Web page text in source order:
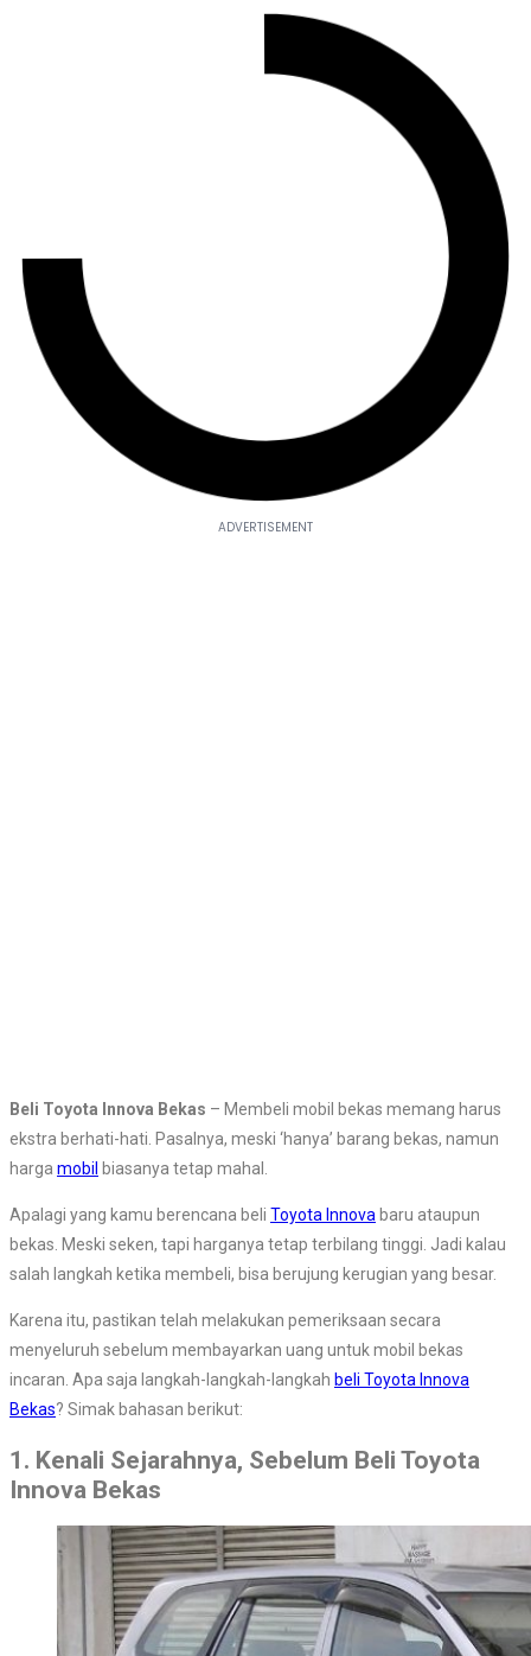
Beli Toyota Innova Bekas – Membeli mobil bekas memang harus
ekstra berhati-hati. Pasalnya, meski ‘hanya’ barang bekas, namun
harga mobil biasanya tetap mahal.
Apalagi yang kamu berencana beli Toyota Innova baru ataupun
bekas. Meski seken, tapi harganya tetap terbilang tinggi. Jadi kalau
salah langkah ketika membeli, bisa berujung kerugian yang besar.
Karena itu, pastikan telah melakukan pemeriksaan secara
menyeluruh sebelum membayarkan uang untuk mobil bekas
incaran. Apa saja langkah-langkah-langkah beli Toyota Innova
Bekas? Simak bahasan berikut:
1. Kenali Sejarahnya, Sebelum Beli Toyota
Innova Bekas